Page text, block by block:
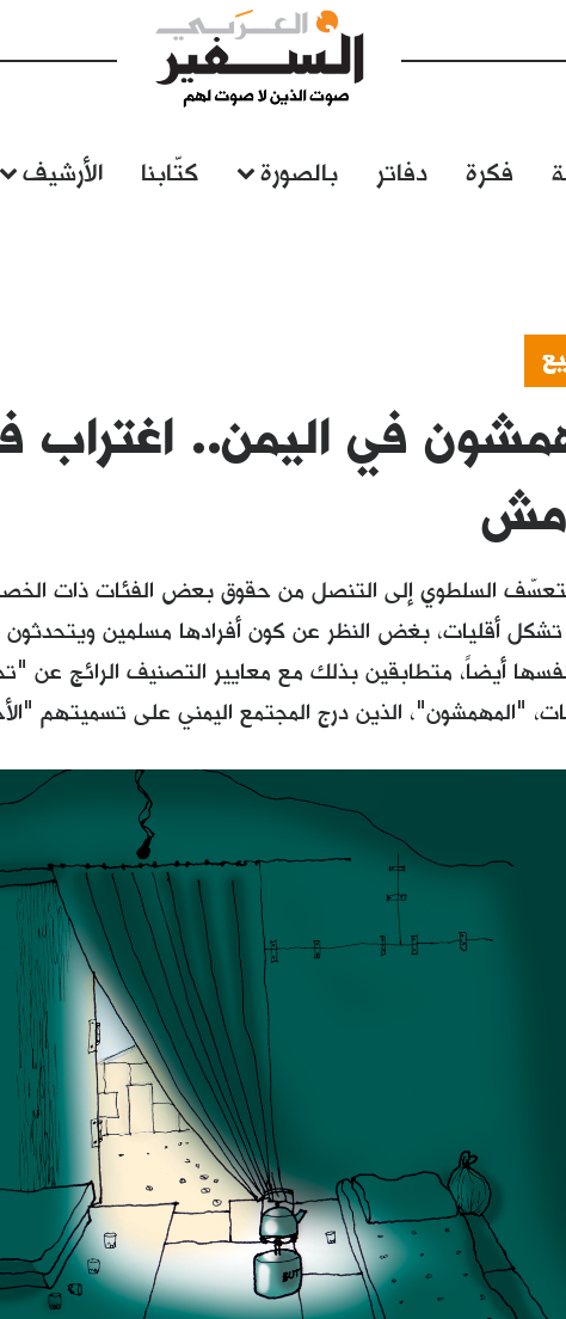
فكرة دفاتر بالصورة كتّابنا الأرشيف
في اليمن.. اغتراب
السلطوي إلى التنصل من حقوق بعض الفئات ذات
أقليات، بغض النظر عن كون أفرادها مسلمين ويتحدثون
نفسها أيضاً، متطابقين بذلك مع معايير التصنيف الرائج عن
"المهمشون"، الذين درج المجتمع اليمني على تسميتهم